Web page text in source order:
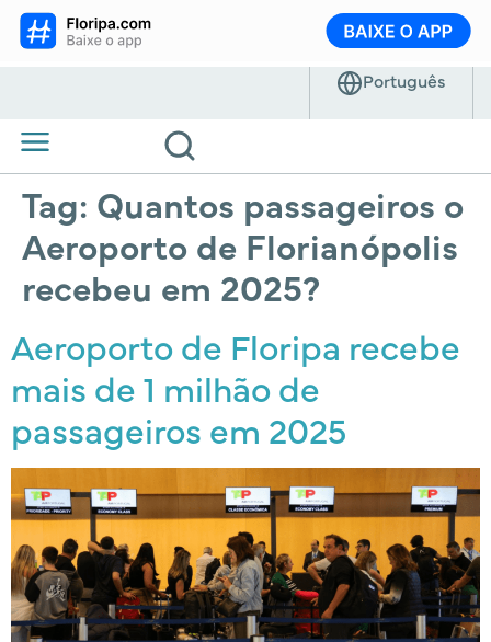
Tag: Quantos passageiros o
Aeroporto de Florianópolis
recebeu em 2025?
Aeroporto de Floripa recebe
mais de 1 milhão de
passageiros em 2025